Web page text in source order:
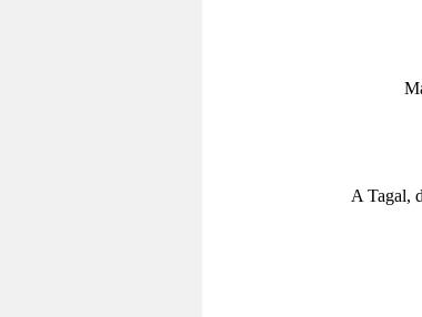
A Tagal,